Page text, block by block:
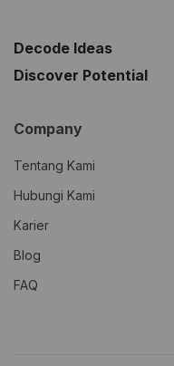
Decode Ideas
Discover Potential
Company
Tentang Kami
Hubungi Kami
Karier
Blog
FAQ